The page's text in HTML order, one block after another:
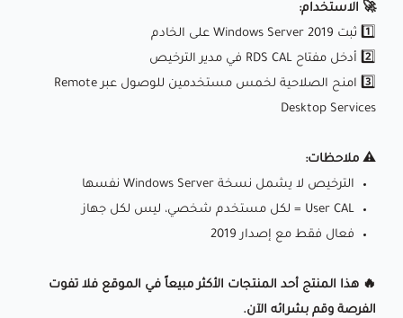
🚀 الاستخدام:
1️⃣ ثبت Windows Server 2019 على الخادم
2️⃣ أدخل مفتاح RDS CAL في مدير الترخيص
3️⃣ امنح الصلاحية لخمس مستخدمين للوصول عبر Remote
Desktop Services
⚠️ ملاحظات:
الترخيص لا يشمل نسخة Windows Server نفسها
User CAL = لكل مستخدم شخصي، ليس لكل جهاز
فعال فقط مع إصدار 2019
🔥 هذا المنتج أحد المنتجات الأكثر مبيعاً في الموقع فلا تفوت
الفرصة وقم بشرائه الآن.